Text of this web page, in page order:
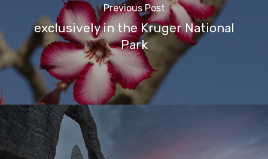
Previous Post
exclusively in the Kruger National
Park